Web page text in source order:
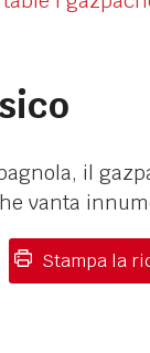
il
vanta
Stampa la